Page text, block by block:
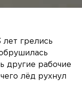
грелись
другие рабочие
лёд рухнул